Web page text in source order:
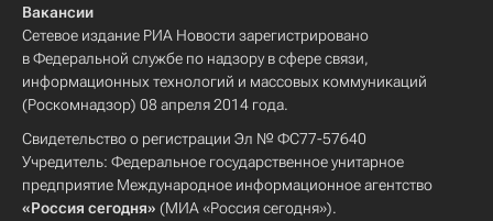
Вакансии
Сетевое издание РИА Новости зарегистрировано
в Федеральной службе по надзору в сфере связи,
информационных технологий и массовых коммуникаций
(Роскомнадзор) 08 апреля 2014 года.
Свидетельство о регистрации Эл № ФС77-57640
Учредитель: Федеральное государственное унитарное
предприятие Международное информационное агентство
«Россия сегодня» (МИА «Россия сегодня»).